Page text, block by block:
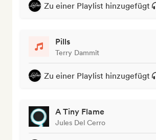
Zu einer Playlist hinzugefügt
Pills
Terry Dammit
Zu einer Playlist hinzugefügt
A Tiny Flame
Jules Del Cerro